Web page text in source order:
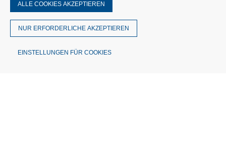
ALLE COOKIES AKZEPTIEREN
NUR ERFORDERLICHE AKZEPTIEREN
EINSTELLUNGEN FÜR COOKIES